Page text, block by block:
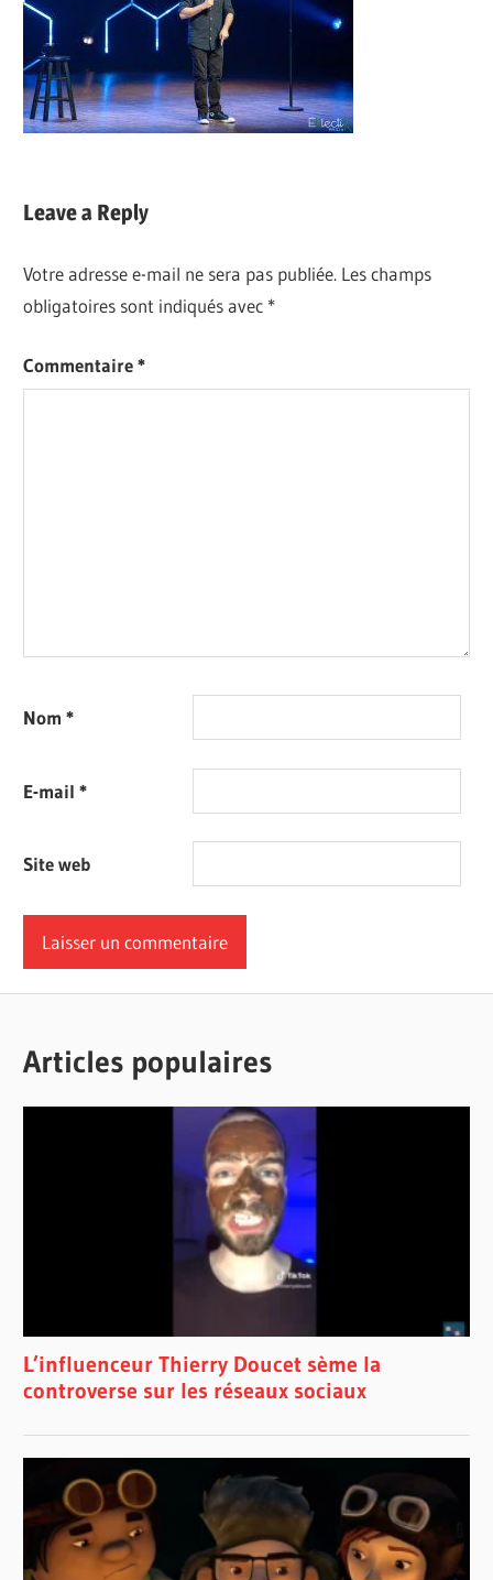
Leave a Reply
Votre adresse e-mail ne sera pas publiée. Les champs
obligatoires sont indiqués avec *
Commentaire*
Nom*
E-mail*
Site web
Articles populaires